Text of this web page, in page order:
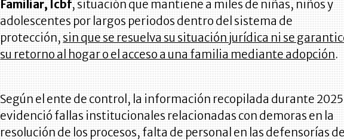
Familiar, Icbf, situación que mantiene a miles de niñas, niños y
adolescentes por largos periodos dentro del sistema de
protección, sin que se resuelva su situación jurídica ni se
su retorno al hogar o el acceso a una familia mediante adopción.
Según el ente de control, la información recopilada durante 2025
evidenció fallas institucionales relacionadas con demoras en la
resolución de los procesos, falta de personal en las defensorías